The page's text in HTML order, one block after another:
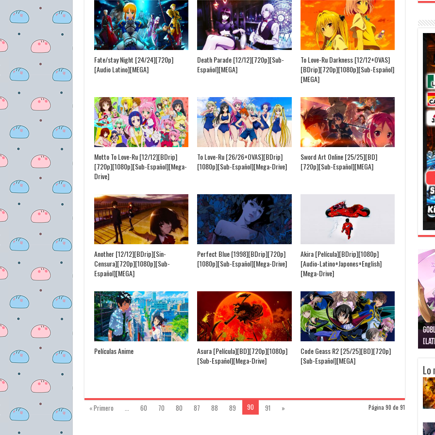
Fate/stay Night [24/24][720p]
[Audio Latino][MEGA]
Death Parade [12/12][720p][Sub-
Español][MEGA]
To Love-Ru Darkness [12/12+OVAS]
[BDrip][720p][1080p][Sub-Español]
[MEGA]
Motto To Love-Ru [12/12][BDrip]
[720p][1080p][Sub-Español][Mega-
Drive]
To Love-Ru [26/26+OVAS][BDrip]
[1080p][Sub-Español][Mega-Drive]
Sword Art Online [25/25][BD]
[720p][Sub-Español][MEGA]
Another [12/12][BDrip][Sin-
Censura][720p][1080p][Sub-
Español][MEGA]
Perfect Blue [1998][BDrip][720p]
[1080p][Sub-Español][Mega-Drive]
Akira [Película][BDrip][1080p]
[Audio-Latino+Japones+English]
[Mega-Drive]
Películas Anime
Asura [Película][BD][720p][1080p]
[Sub-Español][Mega-Drive]
Code Geass R2 [25/25][BD][720p]
[Sub-Español][MEGA]
Página 90 de 91
« Primero ... 60 70 80 87 88 89 90 91 »
Lo